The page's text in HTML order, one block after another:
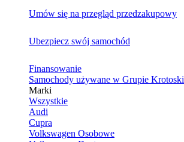
Umów się na przegląd przedzakupowy
Ubezpiecz swój samochód
Finansowanie
Samochody używane w Grupie Krotoski
Marki
Wszystkie
Audi
Cupra
Volkswagen Osobowe